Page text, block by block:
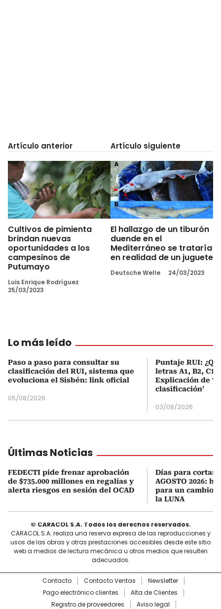
Artículo anterior
Cultivos de pimienta
brindan nuevas
oportunidades a los
campesinos de
Putumayo
Luis Enrique Rodríguez
25/03/2023
Artículo siguiente
El hallazgo de un tiburón
duende en el
Mediterráneo se trataría
en realidad de un juguete
Deutsche Welle 24/03/2023
Lo más leído
Paso a paso para consultar su
clasificación del RUI, sistema que
evoluciona el Sisbén: link oficial
05/08/2026
Puntaje RUI:
letras A1, B2, C1
Explicación de
clasificación’
03/08/2026
Últimas Noticias
FEDECTI pide frenar aprobación
de $735.000 millones en regalías y
alerta riesgos en sesión del OCAD
Días para
AGOSTO 2026:
para un cambio
la LUNA
© CARACOL S.A. Todos los derechos reservados.
CARACOL S.A. realiza una reserva expresa de las reproducciones y
usos de las obras y otras prestaciones accesibles desde este sitio
web a medios de lectura mecánica u otros medios que resulten
adecuados.
Contacto Contacto Ventas
Newsletter
Pago electrónico clientes
Alta de Clientes
Registro de proveedores
Aviso legal